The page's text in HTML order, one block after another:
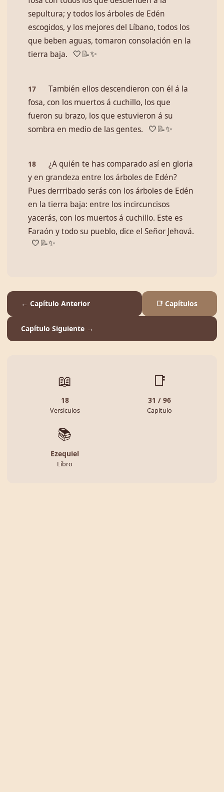
sepultura; y todos los árboles de Edén
escogidos, y los mejores del Líbano, todos los
que beben aguas, tomaron consolación en la
tierra baja.
🤍 📝✨
17
También ellos descendieron con él á la
fosa, con los muertos á cuchillo, los que
fueron su brazo, los que estuvieron á su
sombra en medio de las gentes.
🤍 📝✨
18
¿A quién te has comparado así en gloria
y en grandeza entre los árboles de Edén?
Pues derrribado serás con los árboles de Edén
en la tierra baja: entre los incircuncisos
yacerás, con los muertos á cuchillo. Este es
Faraón y todo su pueblo, dice el Señor Jehová.
🤍 📝✨
← Capítulo Anterior 📑 Capítulos
Capítulo Siguiente →
📖
18
Versículos
📑
31 / 96
Capítulo
📚
Ezequiel
Libro